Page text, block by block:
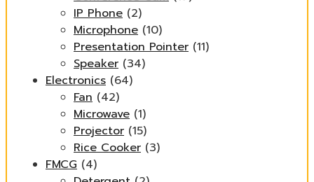
IP Phone (2)
Microphone (10)
Presentation Pointer (11)
Speaker (34)
Electronics (64)
Fan (42)
Microwave (1)
Projector (15)
Rice Cooker (3)
FMCG (4)